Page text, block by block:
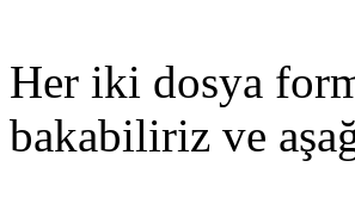
Her iki dosya
bakabiliriz ve